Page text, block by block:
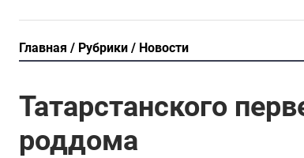
Главная Рубрики Новости
Татарстанского
роддома